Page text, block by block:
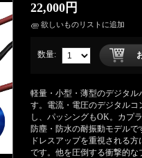
22,000円
欲しいものリストに追加
数量:
軽量・小型・薄型のデジタ
す。電流・電圧のデジタル
し、パッシングもOK。カプ
防塵・防水の耐振動モデルで
ドレスアップを重視される
です。他を圧倒する衝撃的な